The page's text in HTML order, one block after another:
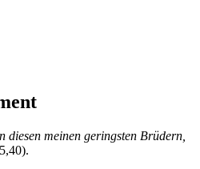
diesen meinen geringsten Brüdern,